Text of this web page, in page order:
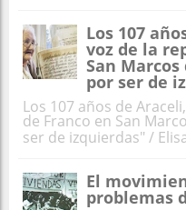
Los 107
voz de la
San
por ser de
Los 107 años de
de Franco en San
ser de izquierdas" /
El
problemas